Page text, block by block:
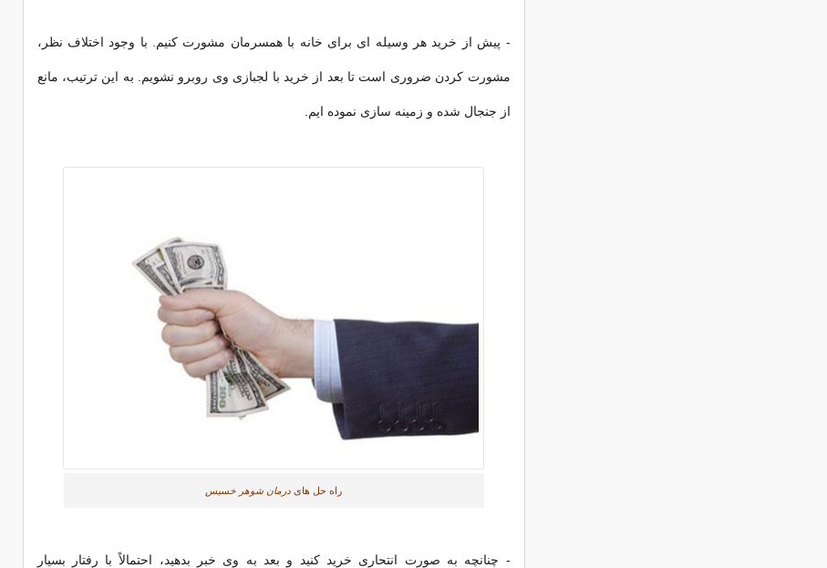
- پیش از خرید هر وسیله ای برای خانه با همسرمان مشورت کنیم. با وجود اختلاف نظر،
مشورت کردن ضروری است تا بعد از خرید با لجبازی وی روبرو نشویم. به این ترتیب، مانع
از جنجال شده و زمینه سازی نموده ایم.
راه حل های درمان شوهر خسیس
- چنانچه به صورت انتحاری خرید کنید و بعد به وی خبر بدهید، احتمالاً با رفتار بسیار